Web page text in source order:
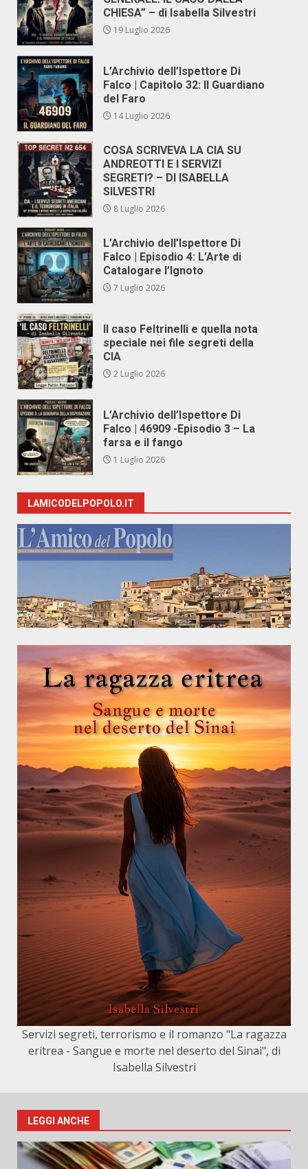
CHIESA” – di Isabella Silvestri
19 Luglio 2026
L’Archivio dell’Ispettore Di
Falco | Capitolo 32: Il Guardiano
del Faro
14 Luglio 2026
COSA SCRIVEVA LA CIA SU
ANDREOTTI E I SERVIZI
SEGRETI? – DI ISABELLA
SILVESTRI
8 Luglio 2026
L’Archivio dell’Ispettore Di
Falco | Episodio 4: L’Arte di
Catalogare l’Ignoto
7 Luglio 2026
Il caso Feltrinelli e quella nota
speciale nei file segreti della
CIA
2 Luglio 2026
L’Archivio dell’Ispettore Di
Falco | 46909 -Episodio 3 – La
farsa e il fango
1 Luglio 2026
LAMICODELPOPOLO.IT
Servizi segreti, terrorismo e il romanzo "La ragazza
eritrea - Sangue e morte nel deserto del Sinai", di
Isabella Silvestri
LEGGI ANCHE